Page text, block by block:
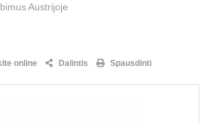
Austrijoje
online Dalintis Spausdinti